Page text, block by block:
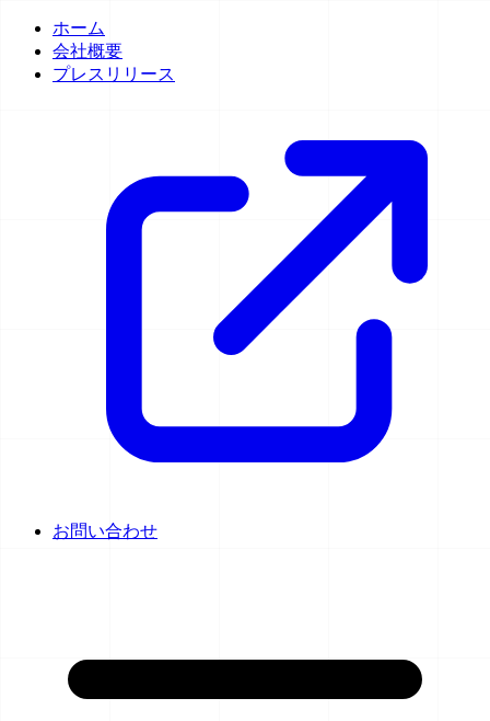
ホーム
会社概要
プレスリリース
お問い合わせ